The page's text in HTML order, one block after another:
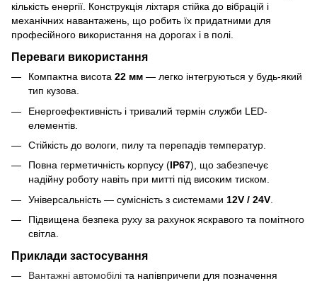
кількість енергії. Конструкція ліхтаря стійка до вібрацій і
механічних навантажень, що робить їх придатними для
професійного використання на дорогах і в полі.
Переваги використання
Компактна висота 22 мм — легко інтегруються у будь-який
тип кузова.
Енергоефективність і тривалий термін служби LED-
елементів.
Стійкість до вологи, пилу та перепадів температур.
Повна герметичність корпусу (IP67), що забезпечує
надійну роботу навіть при митті під високим тиском.
Універсальність — сумісність з системами 12V / 24V
Підвищена безпека руху за рахунок яскравого та помітного
світла.
Приклади застосування
Вантажні автомобілі та напівпричепи для позначення